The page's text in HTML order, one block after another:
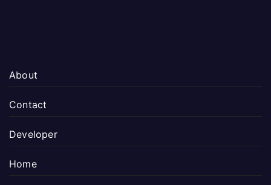
About
Contact
Developer
Home